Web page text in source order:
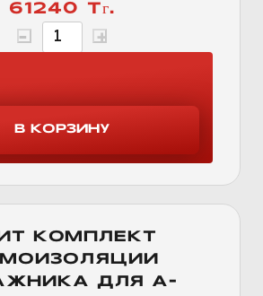
61240 Тг.
КОМПЛЕКТ
ДЛЯ А-